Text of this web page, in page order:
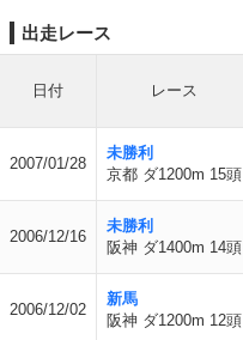
出走レース
日付 レース
2007/01/28
未勝利
京都 ダ1200m 15頭
2006/12/16
未勝利
阪神 ダ1400m 14頭
2006/12/02
新馬
阪神 ダ1200m 12頭